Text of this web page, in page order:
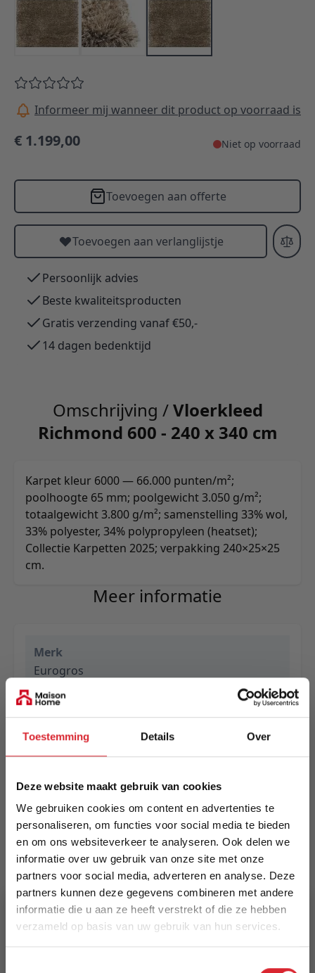
Toestemming Details Over
Deze website maakt gebruik van cookies
We gebruiken cookies om content en advertenties te
personaliseren, om functies voor social media te bieden
en om ons websiteverkeer te analyseren. Ook delen we
informatie over uw gebruik van onze site met onze
partners voor social media, adverteren en analyse. Deze
partners kunnen deze gegevens combineren met andere
informatie die u aan ze heeft verstrekt of die ze hebben
verzameld op basis van uw gebruik van hun services.
Informeer mij wanneer dit product op voorraad is
€ 1.199,00 Niet op voorraad
Toevoegen aan offerte
Toevoegen aan verlanglijstje
Persoonlijk advies
Beste kwaliteitsproducten
Gratis verzending vanaf €50,-
14 dagen bedenktijd
Omschrijving /Vloerkleed
Richmond 600 - 240 x 340 cm
Karpet kleur 6000 — 66.000 punten/m²;
poolhoogte 65 mm; poolgewicht 3.050 g/m²;
totaalgewicht 3.800 g/m²; samenstelling 33% wol,
33% polyester, 34% polypropyleen (heatset);
Collectie Karpetten 2025; verpakking 240×25×25
cm.
Meer informatie
Merk
Eurogros
EAN
Prijs
Levertijd
Informeer naar de actuele levertijd
Kleur
600
Maat
240 x 340 cm